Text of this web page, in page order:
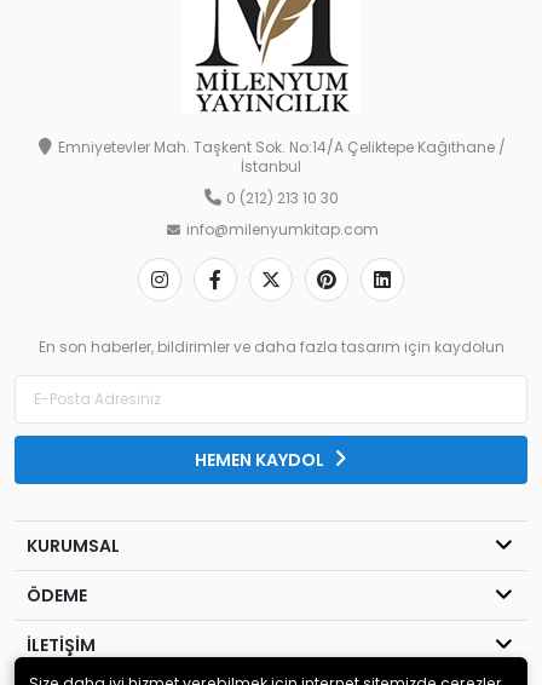
Emniyetevler Mah. Taşkent Sok. No:14/A Çeliktepe Kağıthane /
İstanbul
0 (212) 213 10 30
info@milenyumkitap.com
En son haberler, bildirimler ve daha fazla tasarım için kaydolun
HEMEN KAYDOL
KURUMSAL
ÖDEME
İLETİŞİM